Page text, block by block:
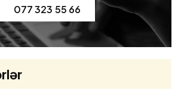
077 323 55 66